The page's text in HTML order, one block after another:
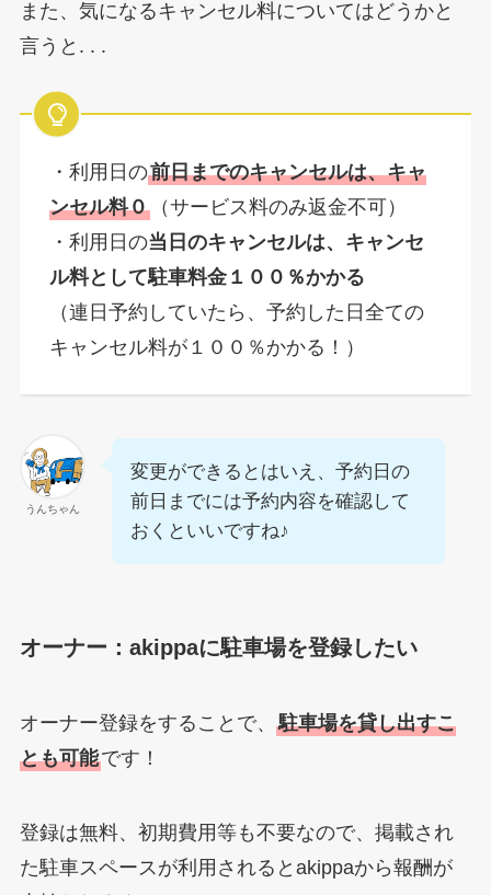
また、気になるキャンセル料についてはどうかと
言うと. . .
・利用日の前日までのキャンセルは、キャ
ンセル料０（サービス料のみ返金不可）
・利用日の当日のキャンセルは、キャンセ
ル料として駐車料金１００％かかる
（連日予約していたら、予約した日全ての
キャンセル料が１００％かかる！）
うんちゃん
変更ができるとはいえ、予約日の
前日までには予約内容を確認して
おくといいですね♪
オーナー：akippaに駐車場を登録したい
オーナー登録をすることで、 駐車場を貸し出すこ
とも可能です！
登録は無料、初期費用等も不要なので、掲載され
た駐車スペースが利用されるとakippaから報酬が